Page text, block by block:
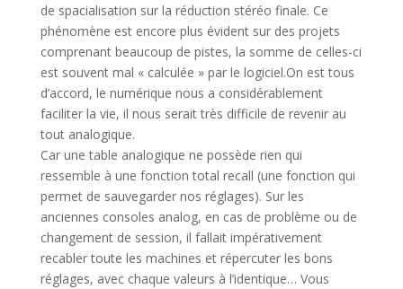
de spacialisation sur la réduction stéréo finale. Ce
phénomène est encore plus évident sur des projets
comprenant beaucoup de pistes, la somme de celles-ci
est souvent mal « calculée » par le logiciel.On est tous
d’accord, le numérique nous a considérablement
faciliter la vie, il nous serait très difficile de revenir au
tout analogique.
Car une table analogique ne possède rien qui
ressemble à une fonction total recall (une fonction qui
permet de sauvegarder nos réglages). Sur les
anciennes consoles analog, en cas de problème ou de
changement de session, il fallait impérativement
recabler toute les machines et répercuter les bons
réglages, avec chaque valeurs à l’identique… Vous